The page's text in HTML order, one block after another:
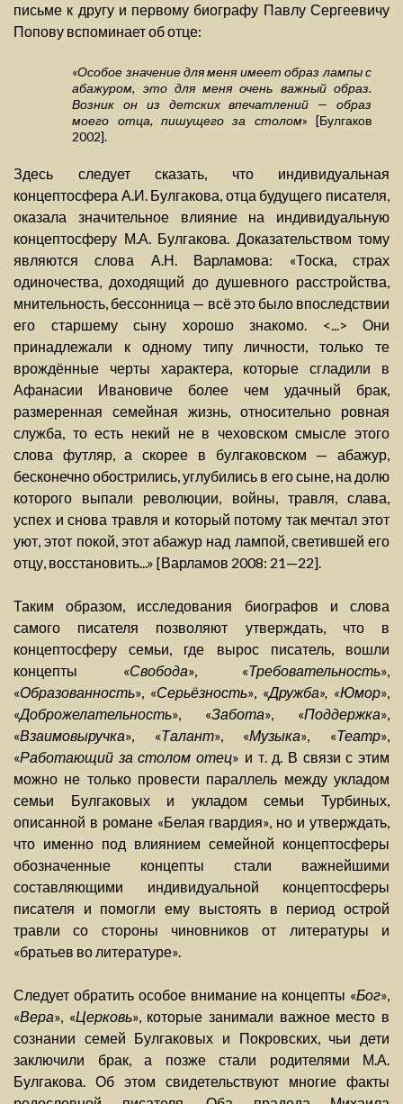
письме к другу и первому биографу Павлу Сергеевичу
Попову вспоминает об отце:
«Особое значение для меня имеет образ лампы с
абажуром, это для меня очень важный образ.
Возник он из детских впечатлений — образ
моего отца, пишущего за столом» [Булгаков
2002].
Здесь следует сказать, что индивидуальная
концептосфера А.И. Булгакова, отца будущего писателя,
оказала значительное влияние на индивидуальную
концептосферу М.А. Булгакова. Доказательством тому
являются слова А.Н. Варламова: «Тоска, страх
одиночества, доходящий до душевного расстройства,
мнительность, бессонница — всё это было впоследствии
его старшему сыну хорошо знакомо. <...> Они
принадлежали к одному типу личности, только те
врождённые черты характера, которые сгладили в
Афанасии Ивановиче более чем удачный брак,
размеренная семейная жизнь, относительно ровная
служба, то есть некий не в чеховском смысле этого
слова футляр, а скорее в булгаковском — абажур,
бесконечно обострились, углубились в его сыне, на долю
которого выпали революции, войны, травля, слава,
успех и снова травля и который потому так мечтал этот
уют, этот покой, этот абажур над лампой, светившей его
отцу, восстановить...» [Варламов 2008: 21—22].
Таким образом, исследования биографов и слова
самого писателя позволяют утверждать, что в
концептосферу семьи, где вырос писатель, вошли
концепты «Свобода», «Требовательность»,
«Образованность», «Серьёзность», «Дружба», «Юмор»,
«Доброжелательность», «Забота», «Поддержка»,
«Взаимовыручка», «Талант», «Музыка», «Театр»,
«Работающий за столом отец» и т. д. В связи с этим
можно не только провести параллель между укладом
семьи Булгаковых и укладом семьи Турбиных,
описанной в романе «Белая гвардия», но и утверждать,
что именно под влиянием семейной концептосферы
обозначенные концепты стали важнейшими
составляющими индивидуальной концептосферы
писателя и помогли ему выстоять в период острой
травли со стороны чиновников от литературы и
«братьев во литературе».
Следует обратить особое внимание на концепты «Бог»,
«Вера», «Церковь», которые занимали важное место в
сознании семей Булгаковых и Покровских, чьи дети
заключили брак, а позже стали родителями М.А.
Булгакова. Об этом свидетельствуют многие факты